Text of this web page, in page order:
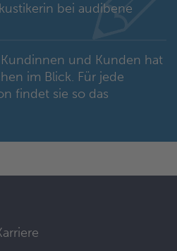
bei audibene
und Kunden hat
im Blick. Für jede
findet sie so das